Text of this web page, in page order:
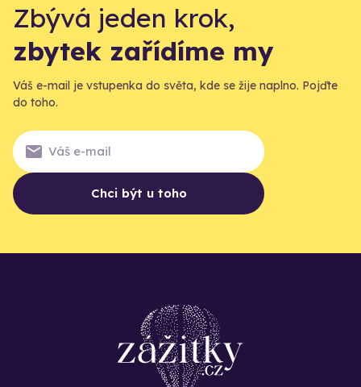
Zbývá jeden krok,
zbytek zařídíme my
Váš e-mail je vstupenka do světa, kde se žije naplno. Pojďte
do toho.
Chci být u toho